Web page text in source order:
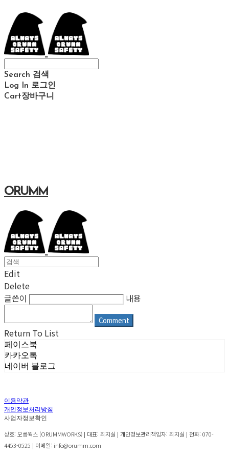
Search 검색
Log In 로그인
Cart장바구니
ORUMM
Edit
Delete
글쓴이
내용
Comment
Return To List
페이스북
카카오톡
네이버 블로그
이용약관
개인정보처리방침
사업자정보확인
상호: 오름웍스 (ORUMMWORKS) | 대표: 최지실 | 개인정보관리책임자: 최지실 | 전화: 070-
4453-0525 | 이메일: info@orumm.com